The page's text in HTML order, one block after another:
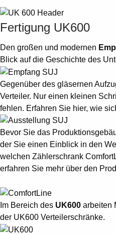
Fertigung UK600
Den großen und modernen
Blick auf die Geschichte des
Gegenüber des gläsernen
Verteiler. Nur einen kleinen
fehlen. Erfahren Sie hier, wie
Bevor Sie das
der Sie einen Einblick in den
welchen Zählerschrank
erfahren Sie mehr über den
Im Bereich des UK600 arbeiten
der UK600 Verteilerschränke.